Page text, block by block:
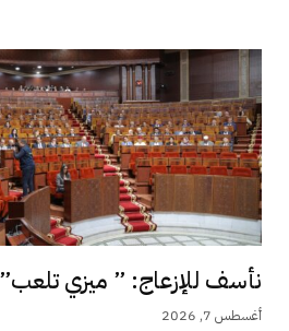
نأسف للإزعاج: ” ميزي
أغسطس 7, 2026